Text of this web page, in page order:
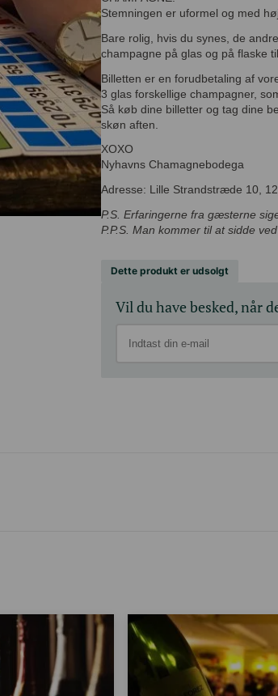
Stemningen er uformel og med
Bare rolig, hvis du synes, de
champagne på glas og på
Billetten er en forudbetaling af
inkluderer 3 glas forskellige
plader.
Så køb dine billetter og tag dine
XOXO
P.S. Erfaringerne fra gæsterne
Vil du have besked, når